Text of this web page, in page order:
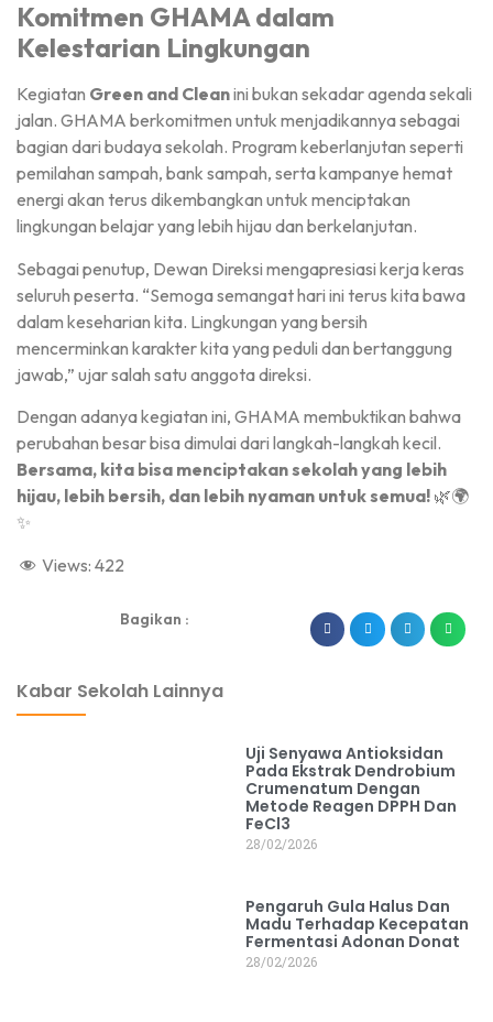
Komitmen GHAMA dalam
Kelestarian Lingkungan
Kegiatan Green and Cleanini bukan sekadar agenda sekali
jalan. GHAMA berkomitmen untuk menjadikannya sebagai
bagian dari budaya sekolah. Program keberlanjutan seperti
pemilahan sampah, bank sampah, serta kampanye hemat
energi akan terus dikembangkan untuk menciptakan
lingkungan belajar yang lebih hijau dan berkelanjutan.
Sebagai penutup, Dewan Direksi mengapresiasi kerja keras
seluruh peserta. “Semoga semangat hari ini terus kita bawa
dalam keseharian kita. Lingkungan yang bersih
mencerminkan karakter kita yang peduli dan bertanggung
jawab,” ujar salah satu anggota direksi.
Dengan adanya kegiatan ini, GHAMA membuktikan bahwa
perubahan besar bisa dimulai dari langkah-langkah kecil.
Bersama, kita bisa menciptakan sekolah yang lebih
hijau, lebih bersih, dan lebih nyaman untuk semua! 🌿🌍
✨
Views: 422
Bagikan :
Kabar Sekolah Lainnya
Uji Senyawa Antioksidan
Pada Ekstrak Dendrobium
Crumenatum Dengan
Metode Reagen DPPH Dan
FeCl3
28/02/2026
Pengaruh Gula Halus Dan
Madu Terhadap Kecepatan
Fermentasi Adonan Donat
28/02/2026